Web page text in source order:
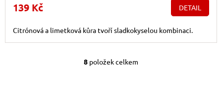
139 Kč DETAIL
Citrónová a limetková kůra tvoří sladkokyselou kombinaci.
Ovládací prvky
8 položek celkem